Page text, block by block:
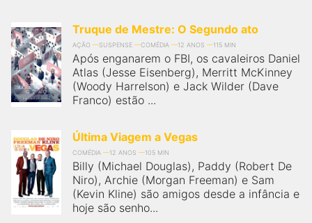
Truque de Mestre: O Segundo ato
AÇÃO SUSPENSE COMÉDIA 12 ANOS 115 MIN
Após enganarem o FBI, os cavaleiros Daniel
Atlas (Jesse Eisenberg), Merritt McKinney
(Woody Harrelson) e Jack Wilder (Dave
Franco) estão ...
Última Viagem a Vegas
COMÉDIA 12 ANOS 105 MIN
Billy (Michael Douglas), Paddy (Robert De
Niro), Archie (Morgan Freeman) e Sam
(Kevin Kline) são amigos desde a infância e
hoje são senho...